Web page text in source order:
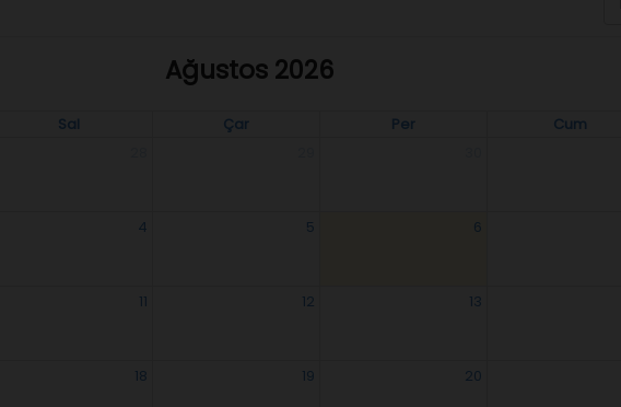
Ağustos 2026
Sal Çar Per Cum
4 5 6
11 12 13
18 19 20